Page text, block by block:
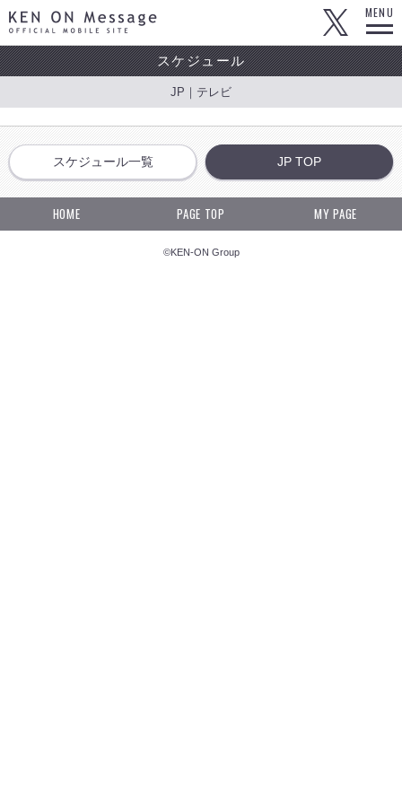
KEN ON Message OFFICIAL MOBILE SITE
MENU
スケジュール
JP｜テレビ
スケジュール一覧 JP TOP
HOME PAGE TOP MY PAGE
©KEN-ON Group